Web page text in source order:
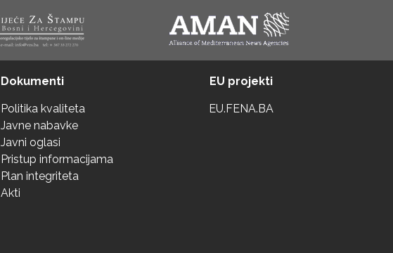
Dokumenti
Politika kvaliteta
Javne nabavke
Javni oglasi
Pristup informacijama
Plan integriteta
Akti
EU projekti
EU.FENA.BA